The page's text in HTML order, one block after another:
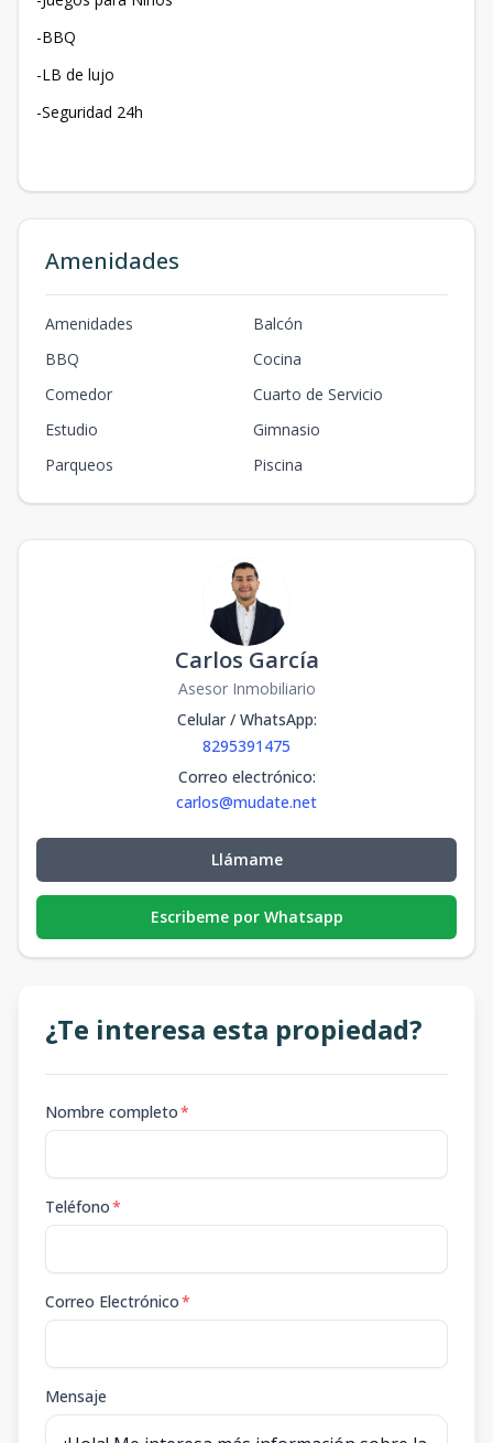
-BBQ
-LB de lujo
-Seguridad 24h
Amenidades
Amenidades
Balcón
BBQ
Cocina
Comedor
Cuarto de Servicio
Estudio
Gimnasio
Parqueos
Piscina
Carlos García
Asesor Inmobiliario
Celular / WhatsApp:
8295391475
Correo electrónico:
carlos@mudate.net
Llámame
Escribeme por Whatsapp
¿Te interesa esta propiedad?
Nombre completo*
Teléfono*
Correo Electrónico*
Mensaje